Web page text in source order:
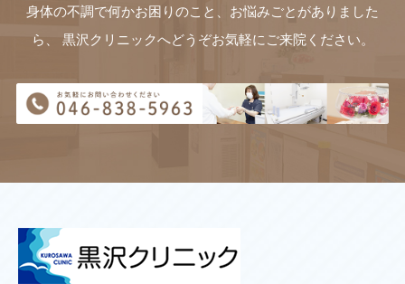
身体の不調で何かお困りのこと、お悩みごとがありました
ら、
黒沢クリニックへどうぞお気軽にご来院ください。